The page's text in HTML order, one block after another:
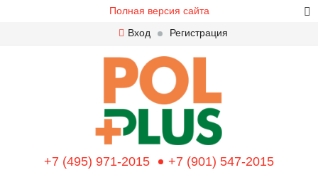
Полная версия сайта
Вход
Регистрация
+7 (495) 971-2015 +7 (901) 547-2015